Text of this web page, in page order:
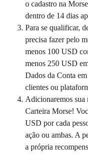
o cadastro na
dentro de 14 dias
Para se qualificar,
precisa fazer pelo
menos 100 USD
menos 250 USD
Dados da Conta
clientes ou
Adicionaremos sua
Carteira Morse!
USD por cada
ação ou ambas. A
a própria